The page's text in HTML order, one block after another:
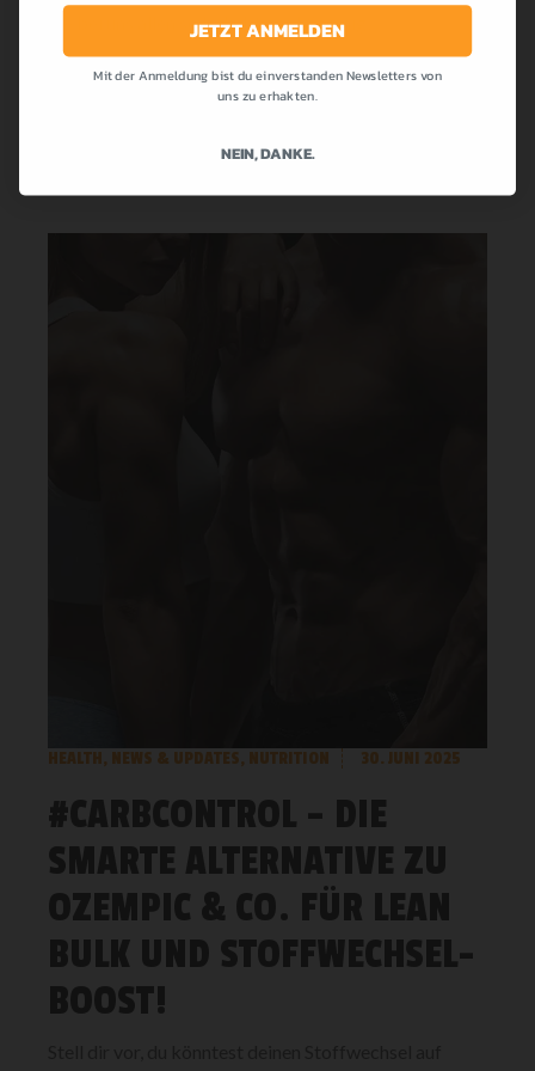
die bei uns allen so beliebt war! Cremig,...
HEALTH, NEWS & UPDATES, NUTRITION 30. JUNI 2025
#CARBCONTROL – DIE
SMARTE ALTERNATIVE ZU
OZEMPIC & CO. FÜR LEAN
BULK UND STOFFWECHSEL-
BOOST!
JETZT ANMELDEN
Mit der Anmeldung bist du einverstanden Newsletters von
uns zu erhakten.
NEIN, DANKE.